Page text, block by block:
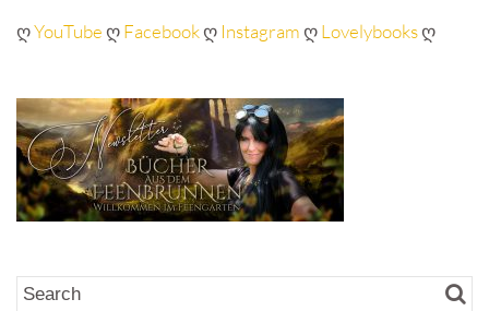
ღYouTubeღFacebookღ InstagramღLovelybooksღ